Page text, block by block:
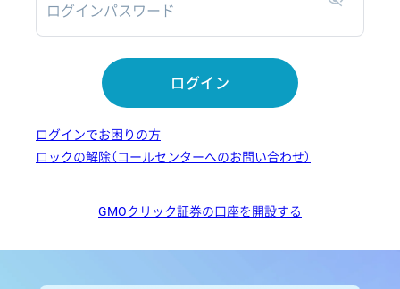
ログインパスワード
ログイン
ログインでお困りの方
ロックの解除（コールセンターへのお問い合わせ）
GMOクリック証券の口座を開設する